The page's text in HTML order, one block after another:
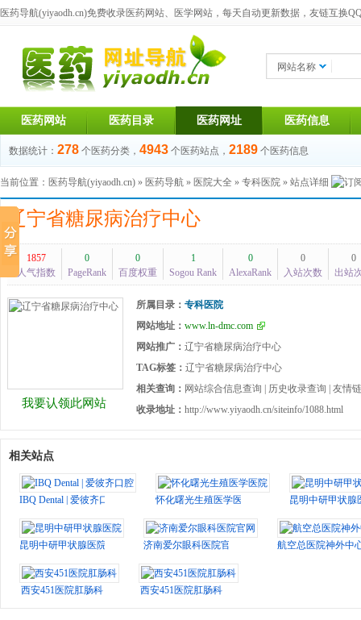
医药导航(yiyaodh.cn)免费收录医药网站、医学网站，每天自动更新数据，友链互换
网站名称
医药网站 医药目录 医药网址 医药信息
数据统计： 278 个医药分类， 4943 个医药站点， 2189 个医药信息
当前位置： 医药导航(yiyaodh.cn) » 医药导航 » 医院大全 » 专科医院 » 站点详细
辽宁省糖尿病治疗中心
1857
人气指数
0
PageRank
0
百度权重
1
Sogou Rank
0
AlexaRank
0
入站次数
0
出站
我要认领此网站
所属目录： 专科医院
网站地址： www.ln-dmc.com
网站推广： 辽宁省糖尿病治疗中心
TAG标签： 辽宁省糖尿病治疗中心
相关查询： 网站综合信息查询 历史收录查询
友情
收录地址： http://www.yiyaodh.cn/siteinfo/1088.html
相关站点
IBQ Dental | 爱彼齐口腔 怀化曙光生殖医学医院 昆明中研甲状腺
昆明中研甲状腺医院 济南爱尔眼科医院官网 航空总医院神外中
西安451医院肛肠科 西安451医院肛肠科